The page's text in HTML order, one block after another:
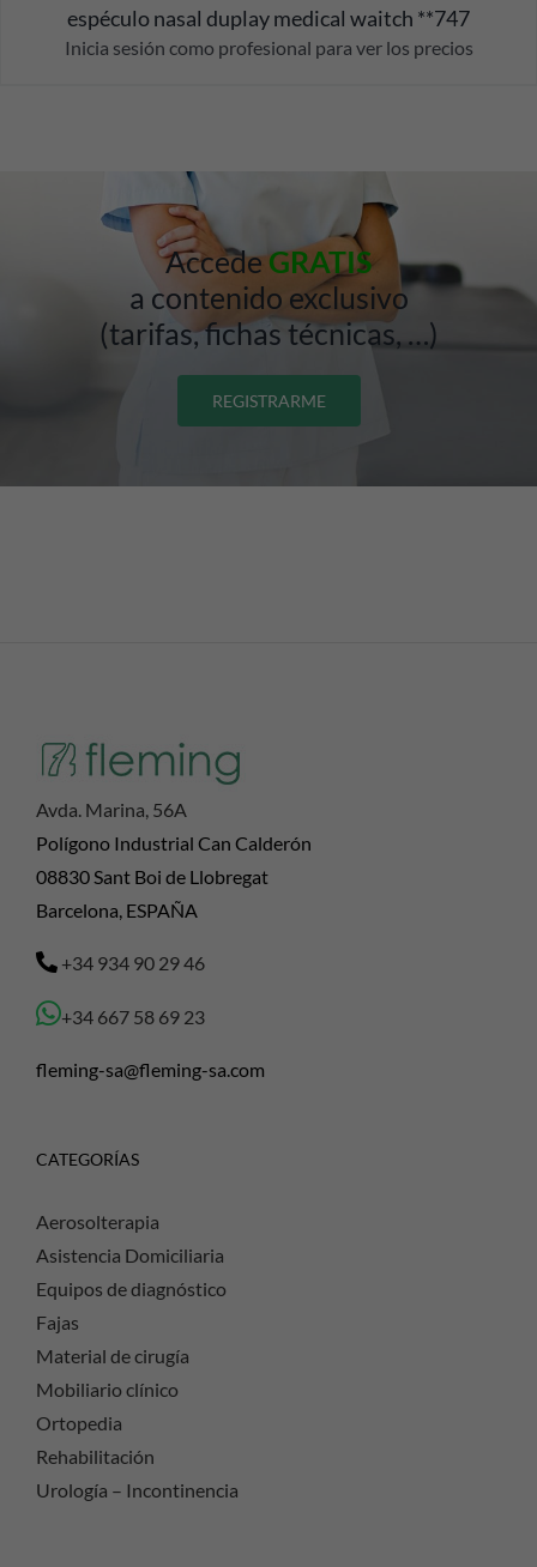
espéculo nasal duplay medical waitch **747
Inicia sesión como profesional para ver los precios
AccedeGRATIS
a contenido exclusivo
(tarifas, fichas técnicas, …)
REGISTRARME
Avda. Marina, 56A
Polígono Industrial Can Calderón
08830 Sant Boi de Llobregat
Barcelona, ESPAÑA
+34 934 90 29 46
+34 667 58 69 23
fleming-sa@fleming-sa.com
CATEGORÍAS
Aerosolterapia
Asistencia Domiciliaria
Equipos de diagnóstico
Fajas
Material de cirugía
Mobiliario clínico
Ortopedia
Rehabilitación
Urología – Incontinencia